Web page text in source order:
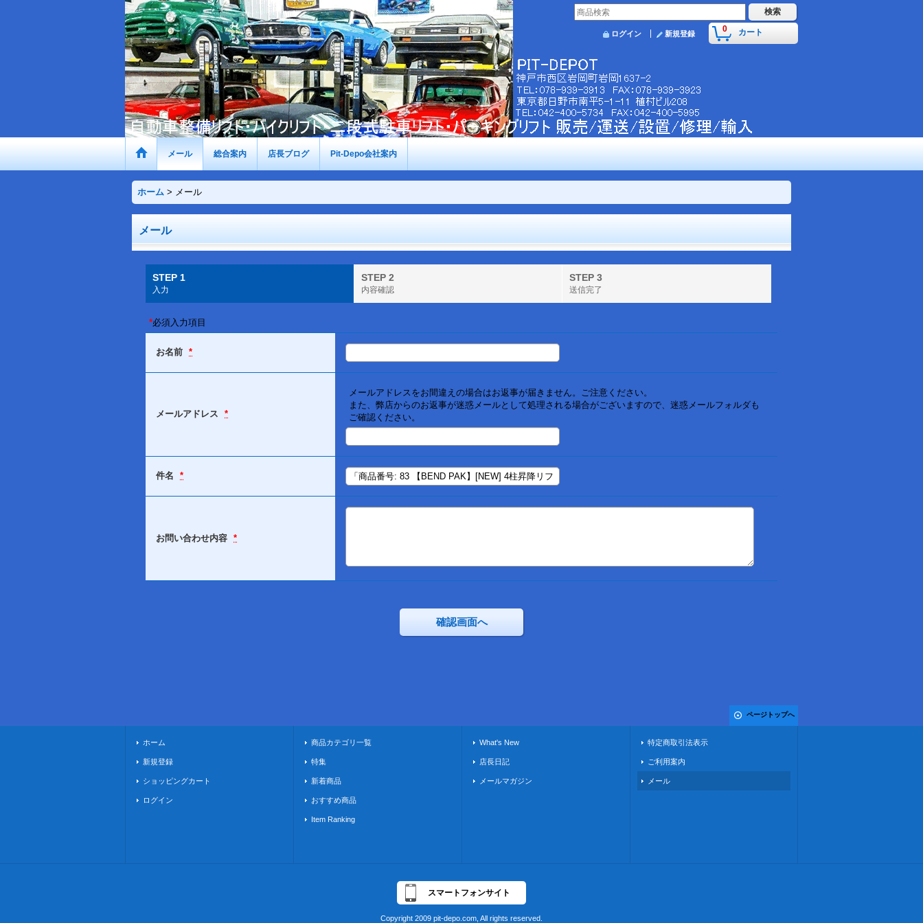
0 カート
ログイン 新規登録
メール 総合案内 店長ブログ Pit-Depo会社案内
ホーム > メール
メール
STEP 1
入力
STEP 2
内容確認
STEP 3
送信完了
*必須入力項目
お名前 *
メールアドレス *
メールアドレスをお間違えの場合はお返事が届きません。ご注意ください。
また、弊店からのお返事が迷惑メールとして処理される場合がございますので、迷惑メールフォルダも
ご確認ください。
件名 *
お問い合わせ内容 *
ページトップへ
ホーム
新規登録
ショッピングカート
ログイン
商品カテゴリ一覧
特集
新着商品
おすすめ商品
Item Ranking
What's New
店長日記
メールマガジン
特定商取引法表示
ご利用案内
メール
スマートフォンサイト
Copyright 2009 pit-depo.com, All rights reserved.